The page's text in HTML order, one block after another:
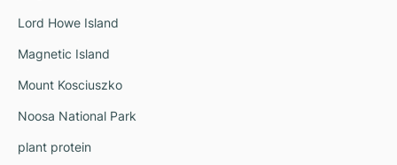
Lord Howe Island
Magnetic Island
Mount Kosciuszko
Noosa National Park
plant protein